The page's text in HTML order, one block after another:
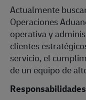
Actualmente
Operaciones
operativa y
clientes
servicio, el
de un equipo de